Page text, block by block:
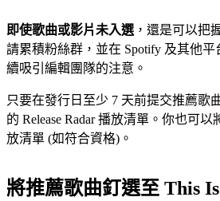
即使歌曲或影片未入選 ，還是可以把
請累積粉絲群，並在 Spotify 及其他
續吸引編輯團隊的注意。
只要在發行日至少 7 天前提交推薦歌
的 Release Radar 播放清單。你也可
放清單 (如符合資格)。
將推薦歌曲釘選至 This